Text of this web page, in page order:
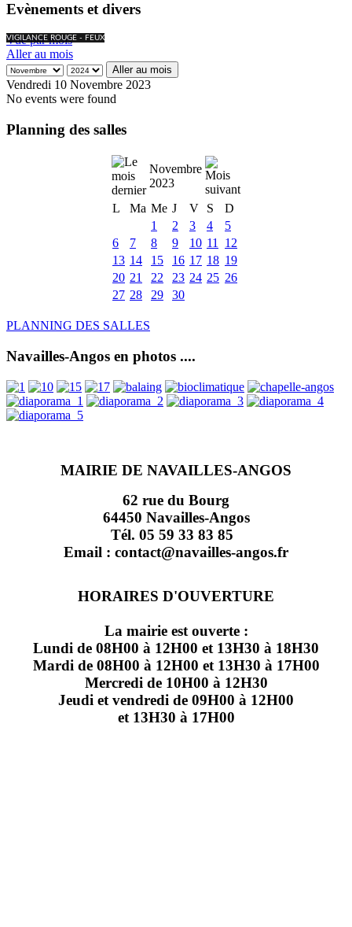
Evènements et divers
VIGILANCE ROUGE - FEUX
Vue par mois
Aller au mois
Aller au mois
Vendredi 10 Novembre 2023
No events were found
Planning des salles
Novembre
2023
L
Ma Me J V S
D
1
2 3 4
5
6
7 8 9 10 11
12
13 14 15 16 17 18 19
20 21 22 23 24 25 26
27 28 29 30
PLANNING DES SALLES
Navailles-Angos en photos ....
MAIRIE DE NAVAILLES-ANGOS
62 rue du Bourg
64450 Navailles-Angos
Tél. 05 59 33 83 85
Email : contact@navailles-angos.fr
HORAIRES D'OUVERTURE
La mairie est ouverte :
Lundi de 08H00 à 12H00 et 13H30 à 18H30
Mardi de 08H00 à 12H00 et 13H30 à 17H00
Mercredi de 10H00 à 12H30
Jeudi et vendredi de 09H00 à 12H00
et 13H30 à 17H00